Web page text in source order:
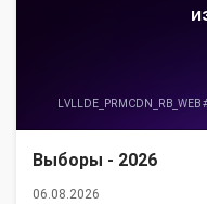
Выборы - 2026
06.08.2026